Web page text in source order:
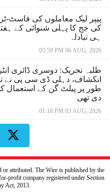
پیپر لیک معاملوں کی فاسٹ-
کی جج کا پہلی شنوائی کے
ہی تبادلہ
05:59 PM 06 AUG, 2026
طلبہ تحریک: دوسری ڈائری
انکشاف، دہلی ڈی سی پی نے
طور پر پیلٹ گن کے استعمال
دی تھی
01:18 PM 03 AUG, 2026
attributed. The Wire is published by the
profit company registered under Section
Act, 2013.